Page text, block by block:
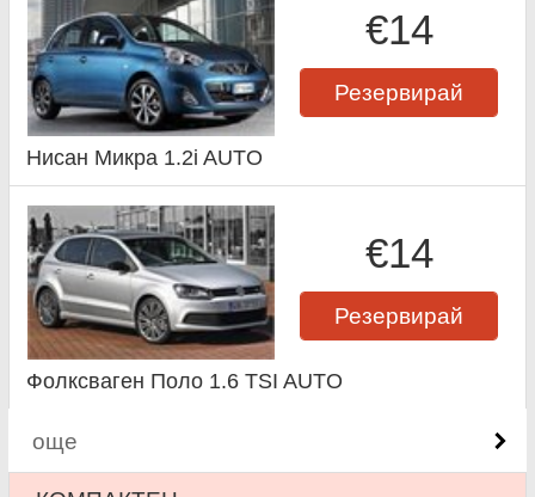
€14
Резервирай
Нисан Микра 1.2i AUTO
€14
Резервирай
Фолксваген Поло 1.6 TSI AUTO
още